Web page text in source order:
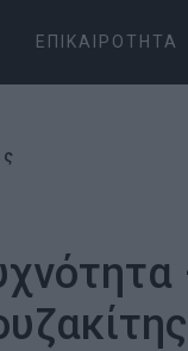
ΕΠΙΚΑΙΡΌΤΗΤΑ